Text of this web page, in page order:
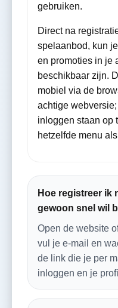
gebruiken.
Direct na
spelaanbod, kun
en promoties in je
beschikbaar zijn.
mobiel via de
achtige
inloggen staan op
hetzelfde menu
Hoe registreer ik
gewoon snel wil
Open de website
vul je e‑mail en
de link die je per
inloggen en je